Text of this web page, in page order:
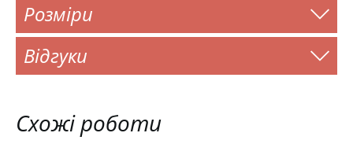
Розміри
Відгуки
Схожі роботи